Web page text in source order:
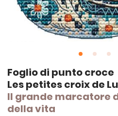
Foglio di punto croce
Les petites croix de
Il grande marcatore
della vita
Vai
all'inizio
della
galleria
di